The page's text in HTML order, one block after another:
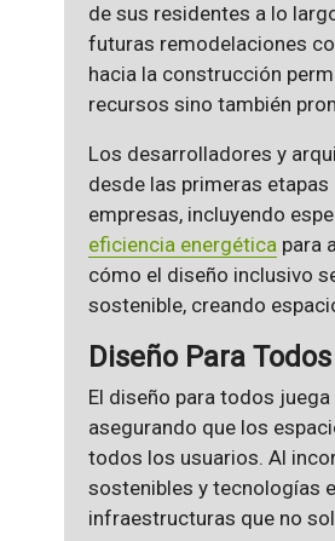
de sus residentes a lo
futuras remodelaciones
hacia la construcción
recursos sino también
Los desarrolladores y
desde las primeras
empresas, incluyendo
eficiencia energéticapara
cómo el diseño inclusivo
sostenible, creando
Diseño Para
El diseño para todos
asegurando que los
todos los usuarios. Al
sostenibles y tecnologías
infraestructuras que no